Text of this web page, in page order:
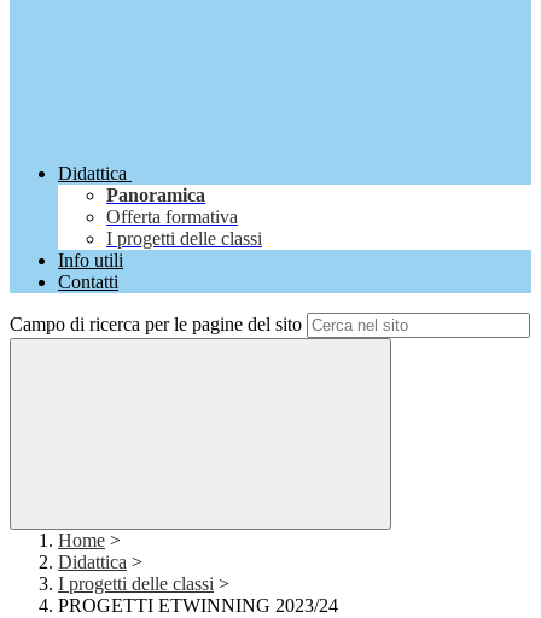
Didattica
Panoramica
Offerta formativa
I progetti delle classi
Info utili
Contatti
Campo di ricerca per le pagine del sito
Home >
Didattica >
I progetti delle classi >
PROGETTI ETWINNING 2023/24